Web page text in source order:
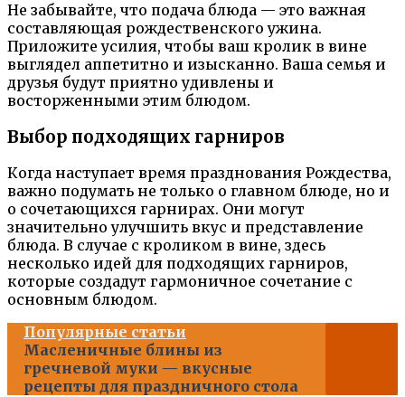
Не забывайте, что подача блюда — это важная
составляющая рождественского ужина.
Приложите усилия, чтобы ваш кролик в вине
выглядел аппетитно и изысканно. Ваша семья и
друзья будут приятно удивлены и
восторженными этим блюдом.
Выбор подходящих гарниров
Когда наступает время празднования Рождества,
важно подумать не только о главном блюде, но и
о сочетающихся гарнирах. Они могут
значительно улучшить вкус и представление
блюда. В случае с кроликом в вине, здесь
несколько идей для подходящих гарниров,
которые создадут гармоничное сочетание с
основным блюдом.
Популярные статьи
Масленичные блины из
гречневой муки — вкусные
рецепты для праздничного стола